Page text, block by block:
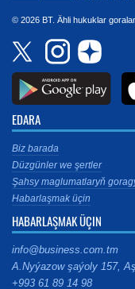
© 2026 BT. Ähli hukuklar
EDARA
Biz barada
Düzgünler we şertler
Şahsy maglumatlaryň
Habarlaşmak üçin
HABARLAŞMAK ÜÇIN
info@business.com.tm
A.Nyýazow şaýoly 157,
+993 61 89 14 98